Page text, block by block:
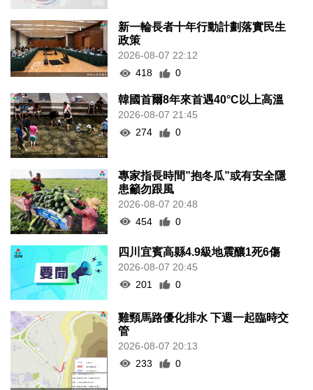
新一輪長者十年行動計劃落實民生
政策
2026-08-07 22:12
418
0
韓國首爾8年來首遇40°C以上高溫
2026-08-07 21:45
274
0
專家指長時間”抱冬瓜”或有安全隱
患籲勿跟風
2026-08-07 20:48
454
0
四川宜賓高縣4.9級地震釀1死6傷
2026-08-07 20:45
201
0
雞頸馬路優化排水 下週一起臨時交
管
2026-08-07 20:13
233
0